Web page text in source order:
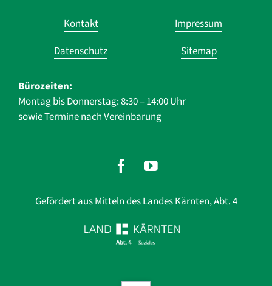
Navigation
überspringen
Kontakt
Impressum
Datenschutz
Sitemap
Bürozeiten:
Montag bis Donnerstag: 8:30 – 14:00 Uhr
sowie Termine nach Vereinbarung
Gefördert aus Mitteln des Landes Kärnten, Abt. 4